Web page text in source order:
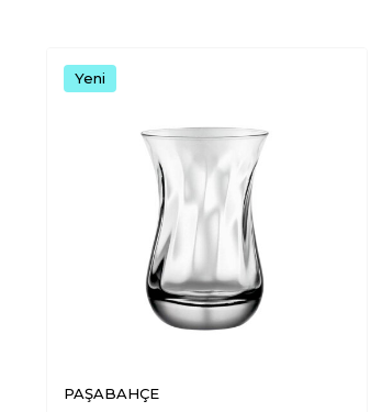
Yeni
PAŞABAHÇE